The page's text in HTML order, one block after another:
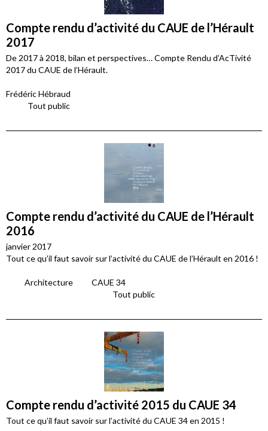
Compte rendu d’activité du CAUE de l’Hérault
2017
De 2017 à 2018, bilan et perspectives… Compte Rendu d’AcTivité
2017 du CAUE de l’Hérault.
Frédéric Hébraud
Tout public
Compte rendu d’activité du CAUE de l’Hérault
2016
janvier 2017
Tout ce qu’il faut savoir sur l’activité du CAUE de l’Hérault en 2016 !
Architecture
CAUE 34
Tout public
Compte rendu d’activité 2015 du CAUE 34
Tout ce qu’il faut savoir sur l’activité du CAUE 34 en 2015 !